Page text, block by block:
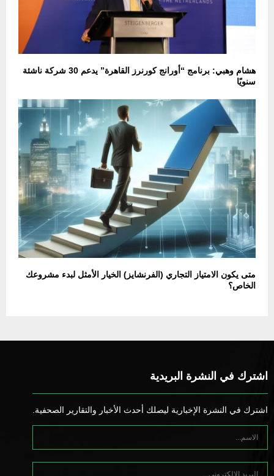
هشام وهبي: برنامج “أورانج كورنرز القاهرة” يدعم 30 شركة ناشئة
سنويًا
متى يكون الامتياز التجاري (الفرنشايز) الخيار الأمثل لبدء مشروعك
الخاص؟
اشترك في النشرة البريدية
اشترك في النشرة الإخبارية ليصلك أحدث الأخبار والتقارير الصحفية.